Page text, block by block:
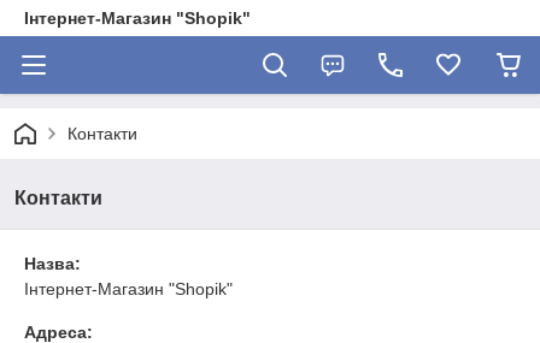
Інтернет-Магазин "Shopik"
Контакти
Контакти
Назва:
Інтернет-Магазин "Shopik"
Адреса: